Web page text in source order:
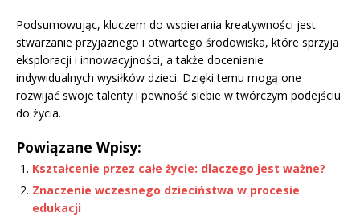
Podsumowując, kluczem do wspierania kreatywności jest
stwarzanie przyjaznego i otwartego środowiska, które sprzyja
eksploracji i innowacyjności, a także docenianie
indywidualnych wysiłków dzieci. Dzięki temu mogą one
rozwijać swoje talenty i pewność siebie w twórczym podejściu
do życia.
Powiązane Wpisy:
Kształcenie przez całe życie: dlaczego jest ważne?
Znaczenie wczesnego dzieciństwa w procesie
edukacji